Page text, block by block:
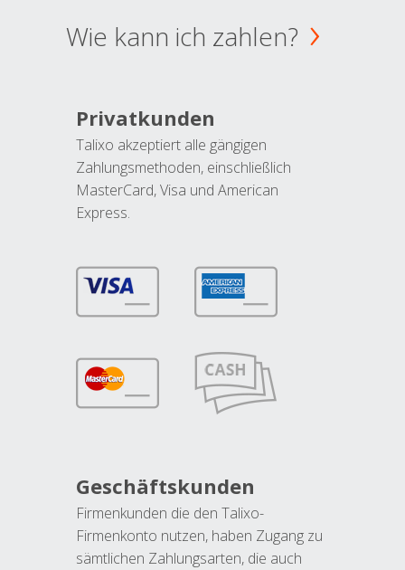
Wie kann ich zahlen?
Privatkunden
Talixo akzeptiert alle gängigen
Zahlungsmethoden, einschließlich
MasterCard, Visa und American
Express.
Geschäftskunden
Firmenkunden die den Talixo-
Firmenkonto nutzen, haben Zugang zu
sämtlichen Zahlungsarten, die auch